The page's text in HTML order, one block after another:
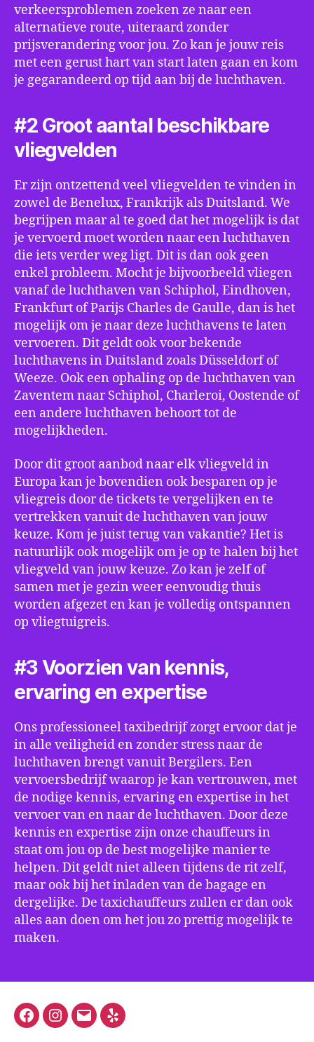
verkeersproblemen zoeken ze naar een
alternatieve route, uiteraard zonder
prijsverandering voor jou. Zo kan je jouw reis
met een gerust hart van start laten gaan en kom
je gegarandeerd op tijd aan bij de luchthaven.
#2 Groot aantal beschikbare
vliegvelden
Er zijn ontzettend veel vliegvelden te vinden in
zowel de Benelux, Frankrijk als Duitsland. We
begrijpen maar al te goed dat het mogelijk is dat
je vervoerd moet worden naar een luchthaven
die iets verder weg ligt. Dit is dan ook geen
enkel probleem. Mocht je bijvoorbeeld vliegen
vanaf de luchthaven van Schiphol, Eindhoven,
Frankfurt of Parijs Charles de Gaulle, dan is het
mogelijk om je naar deze luchthavens te laten
vervoeren. Dit geldt ook voor bekende
luchthavens in Duitsland zoals Düsseldorf of
Weeze. Ook een ophaling op de luchthaven van
Zaventem naar Schiphol, Charleroi, Oostende of
een andere luchthaven behoort tot de
mogelijkheden.
Door dit groot aanbod naar elk vliegveld in
Europa kan je bovendien ook besparen op je
vliegreis door de tickets te vergelijken en te
vertrekken vanuit de luchthaven van jouw
keuze. Kom je juist terug van vakantie? Het is
natuurlijk ook mogelijk om je op te halen bij het
vliegveld van jouw keuze. Zo kan je zelf of
samen met je gezin weer eenvoudig thuis
worden afgezet en kan je volledig ontspannen
op vliegtuigreis.
#3 Voorzien van kennis,
ervaring en expertise
Ons professioneel taxibedrijf zorgt ervoor dat je
in alle veiligheid en zonder stress naar de
luchthaven brengt vanuit Bergilers. Een
vervoersbedrijf waarop je kan vertrouwen, met
de nodige kennis, ervaring en expertise in het
vervoer van en naar de luchthaven. Door deze
kennis en expertise zijn onze chauffeurs in
staat om jou op de best mogelijke manier te
helpen. Dit geldt niet alleen tijdens de rit zelf,
maar ook bij het inladen van de bagage en
dergelijke. De taxichauffeurs zullen er dan ook
alles aan doen om het jou zo prettig mogelijk te
maken.
FacebookInstagram
E-
Yelp